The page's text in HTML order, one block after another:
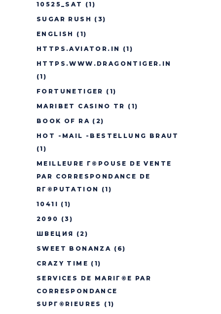
10525_SAT
(1)
SUGAR RUSH (3)
ENGLISH
(1)
HTTPS.AVIATOR.IN
(1)
HTTPS.WWW.DRAGONTIGER.IN
(1)
FORTUNETIGER (1)
MARIBET CASINO TR (1)
BOOK OF RA (2)
HOT -MAIL -BESTELLUNG BRAUT
(1)
MEILLEURE Г©POUSE DE VENTE
PAR CORRESPONDANCE DE
RГ©PUTATION
(1)
1041I (1)
2090 (3)
ШВЕЦИЯ (2)
SWEET BONANZA (6)
CRAZY TIME (1)
SERVICES DE MARIГ©E PAR
CORRESPONDANCE
SUPГ©RIEURES
(1)